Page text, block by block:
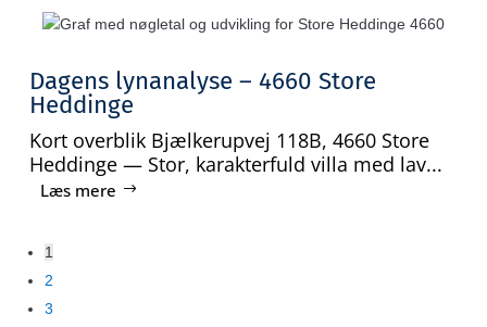
Dagens lynanalyse – 4660 Store
Heddinge
Kort overblik Bjælkerupvej 118B, 4660 Store
Heddinge — Stor, karakterfuld villa med lav...
Læs mere
1
2
3